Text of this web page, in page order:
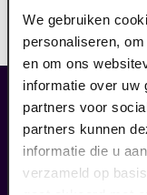
We gebruiken
personaliseren,
en om ons
informatie over uw
partners voor
partners kunnen
informatie die u
verzameld op
maak jouw